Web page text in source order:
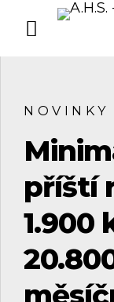
NOVINKY
příští
1.900